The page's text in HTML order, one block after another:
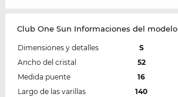
Club One Sun Informaciones del modelo
Dimensiones y detalles
S
Ancho del cristal
52
Medida puente
16
Largo de las varillas
140